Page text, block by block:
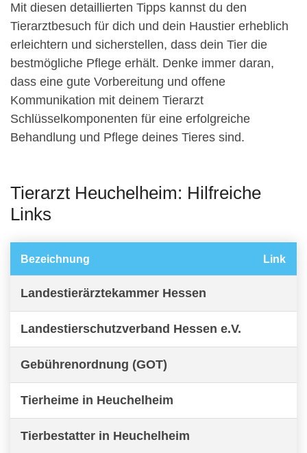
Mit diesen detaillierten Tipps kannst du den
Tierarztbesuch für dich und dein Haustier erheblich
erleichtern und sicherstellen, dass dein Tier die
bestmögliche Pflege erhält. Denke immer daran,
dass eine gute Vorbereitung und offene
Kommunikation mit deinem Tierarzt
Schlüsselkomponenten für eine erfolgreiche
Behandlung und Pflege deines Tieres sind.
Tierarzt Heuchelheim: Hilfreiche
Links
Bezeichnung Link
Landestierärztekammer Hessen
Landestierschutzverband Hessen e.V.
Gebührenordnung (GOT)
Tierheime in Heuchelheim
Tierbestatter in Heuchelheim